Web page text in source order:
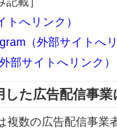
トへリンク）
（外部サイトへ
部サイトへリンク）
た広告配信事
複数の広告配信事業